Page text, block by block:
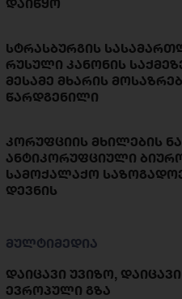
დაიწყო
სტრასბურგის
რუსული კანონის
მესამე მხარის
წარდგენილი
კორუფციის მხილების
ანტიკორუფციული
სამოქალაქო
დევნის
მულტიმედია
დაიცავი უვიზო, დაიცავი
ევროპული გზა